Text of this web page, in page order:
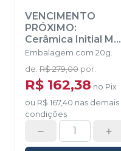
VENCIMENTO
PRÓXIMO:
Cerâmica Initial MC
Inside - Kurkuma
Embalagem com 20g.
de: R$ 279,00 por:
R$ 162,38 no Pix
ou R$ 167,40 nas demais
condições